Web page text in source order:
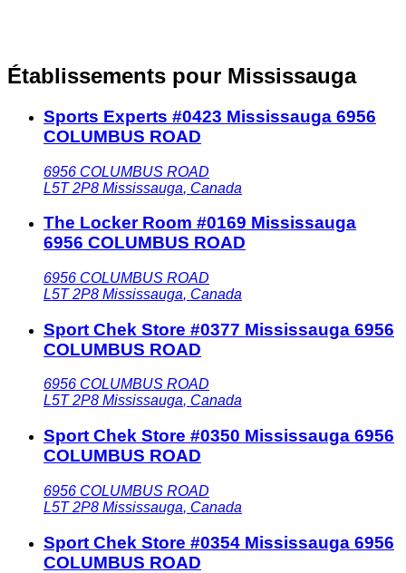
Établissements pour Mississauga
Sports Experts #0423 Mississauga 6956
COLUMBUS ROAD
6956 COLUMBUS ROAD
L5T 2P8 Mississauga, Canada
The Locker Room #0169 Mississauga
6956 COLUMBUS ROAD
6956 COLUMBUS ROAD
L5T 2P8 Mississauga, Canada
Sport Chek Store #0377 Mississauga 6956
COLUMBUS ROAD
6956 COLUMBUS ROAD
L5T 2P8 Mississauga, Canada
Sport Chek Store #0350 Mississauga 6956
COLUMBUS ROAD
6956 COLUMBUS ROAD
L5T 2P8 Mississauga, Canada
Sport Chek Store #0354 Mississauga 6956
COLUMBUS ROAD